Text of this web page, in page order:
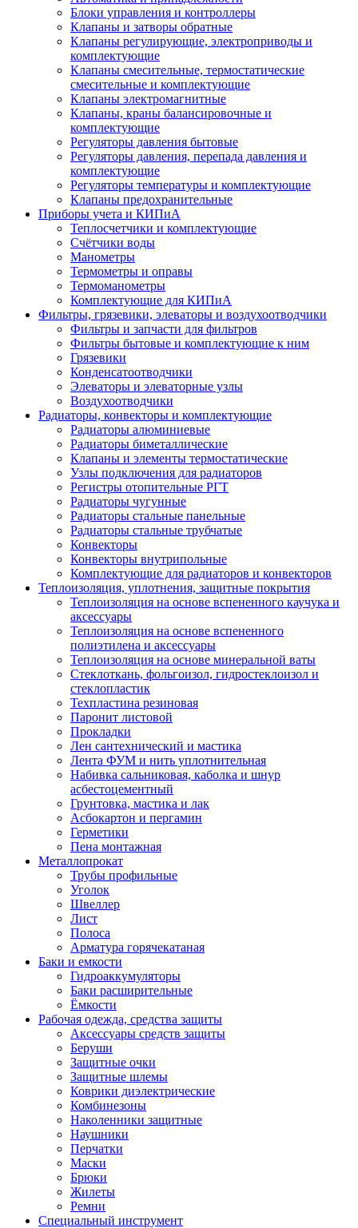
Блоки управления и контроллеры
Клапаны и затворы обратные
Клапаны регулирующие, электроприводы и
комплектующие
Клапаны смесительные, термостатические
смесительные и комплектующие
Клапаны электромагнитные
Клапаны, краны балансировочные и
комплектующие
Регуляторы давления бытовые
Регуляторы давления, перепада давления и
комплектующие
Регуляторы температуры и комплектующие
Клапаны предохранительные
Приборы учета и КИПиА
Теплосчетчики и комплектующие
Счётчики воды
Манометры
Термометры и оправы
Термоманометры
Комплектующие для КИПиА
Фильтры, грязевики, элеваторы и воздухоотводчики
Фильтры и запчасти для фильтров
Фильтры бытовые и комплектующие к ним
Грязевики
Конденсатоотводчики
Элеваторы и элеваторные узлы
Воздухоотводчики
Радиаторы, конвекторы и комплектующие
Радиаторы алюминиевые
Радиаторы биметаллические
Клапаны и элементы термостатические
Узлы подключения для радиаторов
Регистры отопительные РГТ
Радиаторы чугунные
Радиаторы стальные панельные
Радиаторы стальные трубчатые
Конвекторы
Конвекторы внутрипольные
Комплектующие для радиаторов и конвекторов
Теплоизоляция, уплотнения, защитные покрытия
Теплоизоляция на основе вспененного каучука и
аксессуары
Теплоизоляция на основе вспененного
полиэтилена и аксессуары
Теплоизоляция на основе минеральной ваты
Стеклоткань, фольгоизол, гидростеклоизол и
стеклопластик
Техпластина резиновая
Паронит листовой
Прокладки
Лен сантехнический и мастика
Лента ФУМ и нить уплотнительная
Набивка сальниковая, каболка и шнур
асбестоцементный
Грунтовка, мастика и лак
Асбокартон и пергамин
Герметики
Пена монтажная
Металлопрокат
Трубы профильные
Уголок
Швеллер
Лист
Полоса
Арматура горячекатаная
Баки и емкости
Гидроаккумуляторы
Баки расширительные
Ёмкости
Рабочая одежда, средства защиты
Аксессуары средств защиты
Беруши
Защитные очки
Защитные шлемы
Коврики диэлектрические
Комбинезоны
Наколенники защитные
Наушники
Перчатки
Маски
Брюки
Жилеты
Ремни
Специальный инструмент